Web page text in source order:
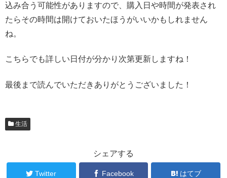
込み合う可能性がありますので、購入日や時間が発表され
たらその時間は開けておいたほうがいいかもしれません
ね。
こちらでも詳しい日付が分かり次第更新しますね！
最後まで読んでいただきありがとうございました！
生活
シェアする
Twitter Facebook はてブ